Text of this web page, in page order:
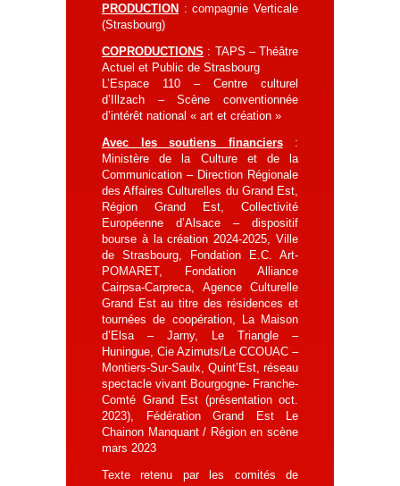
PRODUCTION : compagnie Verticale
(Strasbourg)
COPRODUCTIONS : TAPS – Théâtre
Actuel et Public de Strasbourg
L’Espace 110 – Centre culturel
d’Illzach – Scène conventionnée
d’intérêt national « art et création »
Avec les soutiens financiers:
Ministère de la Culture et de la
Communication – Direction Régionale
des Affaires Culturelles du Grand Est,
Région Grand Est, Collectivité
Européenne d’Alsace – dispositif
bourse à la création 2024-2025, Ville
de Strasbourg, Fondation E.C. Art-
POMARET, Fondation Alliance
Cairpsa-Carpreca, Agence Culturelle
Grand Est au titre des résidences et
tournées de coopération, La Maison
d’Elsa – Jarny, Le Triangle –
Huningue, Cie Azimuts/Le CCOUAC –
Montiers-Sur-Saulx, Quint’Est, réseau
spectacle vivant Bourgogne- Franche-
Comté Grand Est (présentation oct.
2023), Fédération Grand Est Le
Chainon Manquant / Région en scène
mars 2023
Texte retenu par les comités de